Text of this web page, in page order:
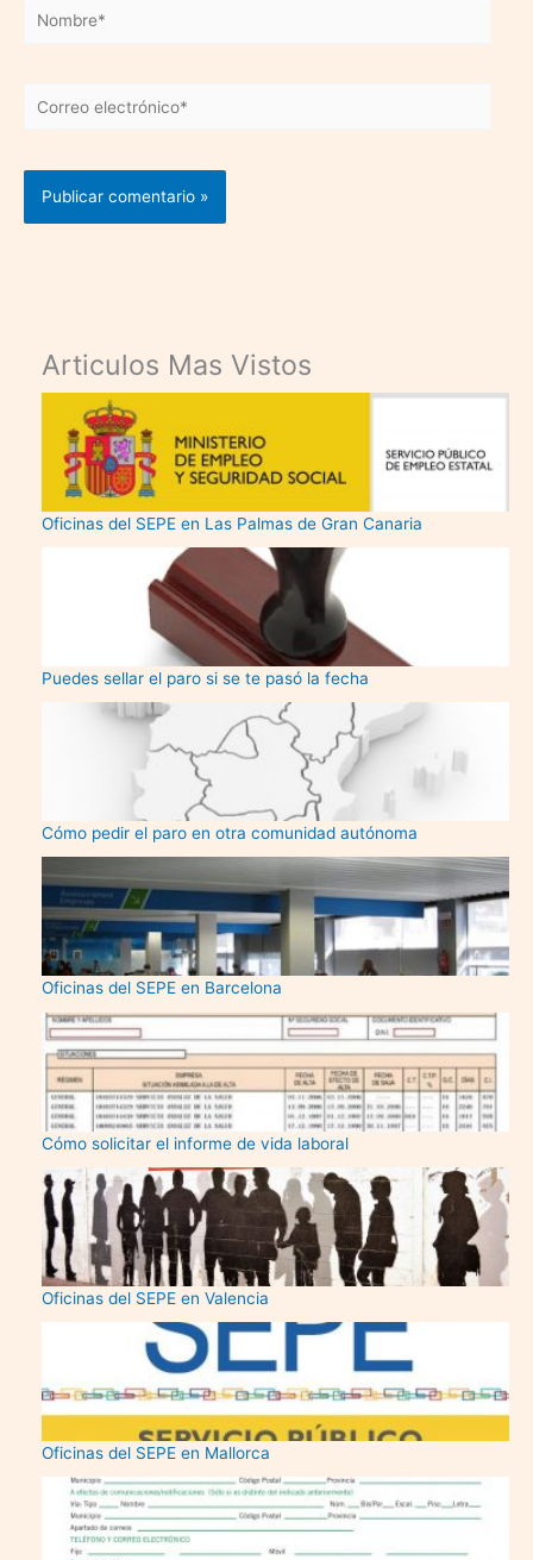
Nombre*
Correo
Articulos Mas Vistos
Oficinas del SEPE en Las Palmas de Gran Canaria
Puedes sellar el paro si se te pasó la fecha
Cómo pedir el paro en otra comunidad autónoma
Oficinas del SEPE en Barcelona
Cómo solicitar el informe de vida laboral
Oficinas del SEPE en Valencia
Oficinas del SEPE en Mallorca